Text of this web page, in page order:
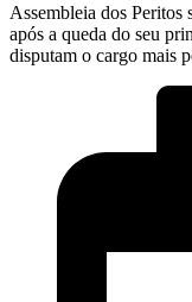
Assembleia dos Peritos
após a queda do seu
disputam o cargo mais